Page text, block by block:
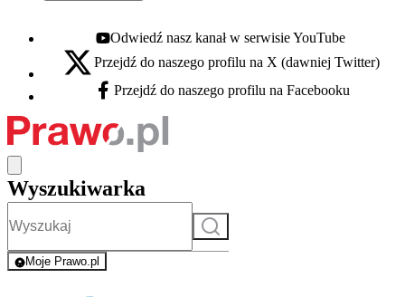
Youtube - otwiera się w nowej karcie
Odwiedź nasz kanał w serwisie YouTube
X - otwiera się w nowej karcie
Przejdź do naszego profilu na X (dawniej Twitter)
Facebook - otwiera się w nowej karcie
Przejdź do naszego profilu na Facebooku
Wyszukiwarka
Szukaj
Moje Prawo.pl
- rejestracja i logowanie do serwisu